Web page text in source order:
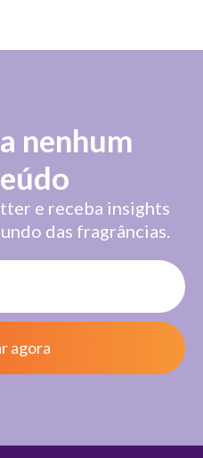
nenhum
e receba insights
das fragrâncias.
agora